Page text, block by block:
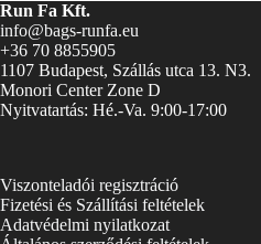
Run Fa Kft.
info@bags-runfa.eu
+36 70 8855905
1107 Budapest, Szállás utca 13. N3.
Monori Center Zone D
Nyitvatartás: Hé.-Va. 9:00-17:00
Viszonteladói regisztráció
Fizetési és Szállítási feltételek
Adatvédelmi nyilatkozat